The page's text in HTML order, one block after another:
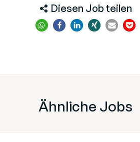
Diesen Job teilen
Ähnliche Jobs